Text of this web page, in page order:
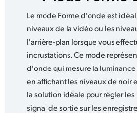
Le mode Forme d'onde est
niveaux de la vidéo ou les
l'arrière-plan lorsque vous
incrustations. Ce mode
d'onde qui mesure la
en affichant les niveaux de noir
la solution idéale pour régler les
signal de sortie sur les